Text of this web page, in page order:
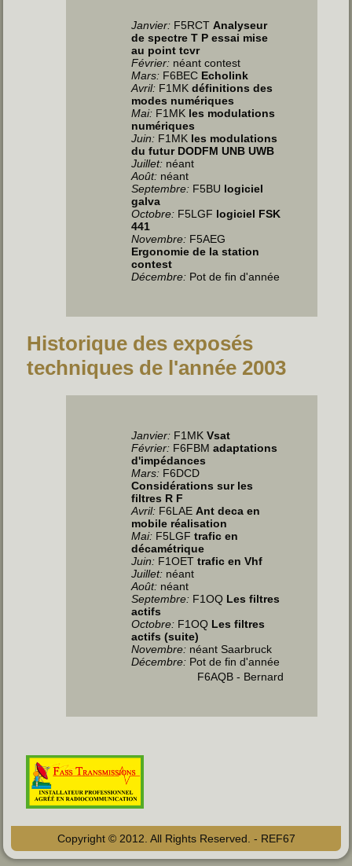
Janvier: F5RCTAnalyseur
de spectre T P essai mise
au point tcvr
Février: néant contest
Mars: F6BEC Echolink
Avril: F1MKdéfinitions des
modes numériques
Mai: F1MK les modulations
numériques
Juin: F1MK les modulations
du futur DODFM UNB UWB
Juillet: néant
Août: néant
Septembre: F5BU logiciel
galva
Octobre: F5LGF logiciel FSK
441
Novembre: F5AEG
Ergonomie de la station
contest
Décembre: Pot de fin d'année
Historique des exposés
techniques de l'année 2003
Janvier: F1MKVsat
Février: F6FBMadaptations
d'impédances
Mars: F6DCD
Considérations sur les
filtres R F
Avril: F6LAEAnt deca en
mobile réalisation
Mai: F5LGFtrafic en
décamétrique
Juin: F1OETtrafic en Vhf
Juillet: néant
Août: néant
Septembre: F1OQ Les filtres
actifs
Octobre: F1OQ Les filtres
actifs (suite)
Novembre: néant Saarbruck
Décembre: Pot de fin d'année
F6AQB - Bernard
Copyright © 2012. All Rights Reserved. - REF67